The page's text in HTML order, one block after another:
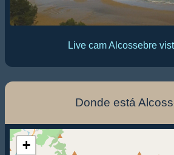
Live cam Alcossebre
Donde está
+